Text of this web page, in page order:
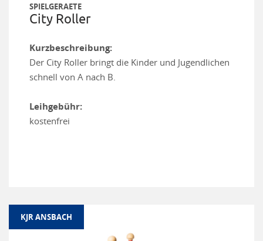
SPIELGERAETE
City Roller
Kurzbeschreibung:
Der City Roller bringt die Kinder und Jugendlichen
schnell von A nach B.
Leihgebühr:
kostenfrei
KJR ANSBACH